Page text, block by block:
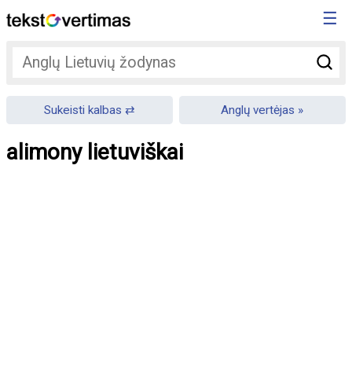
☰
Sukeisti kalbas Anglų vertėjas
alimony lietuviškai